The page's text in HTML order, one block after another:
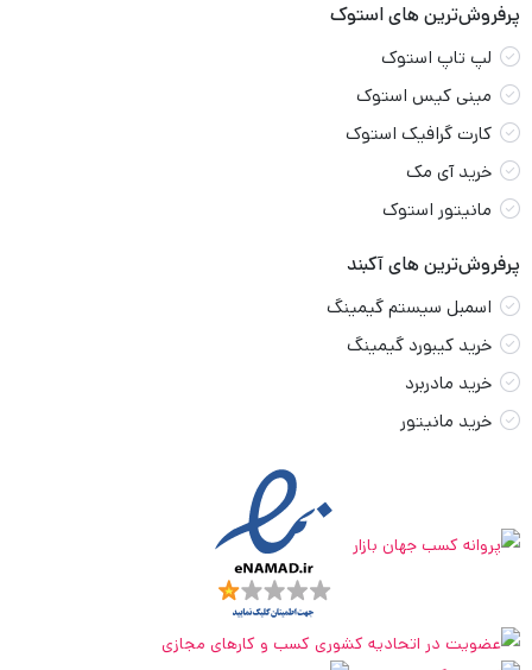
پرفروش‌ترین های استوک
لپ تاپ استوک
مینی کیس استوک
کارت گرافیک استوک
خرید آی مک
مانیتور استوک
پرفروش‌ترین های آکبند
اسمبل سیستم گیمینگ
خرید کیبورد گیمینگ
خرید مادربرد
خرید مانیتور